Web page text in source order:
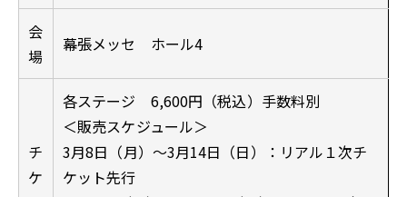
会
場
幕張メッセ ホール4
チ
ケ
各ステージ 6,600円（税込）手数料別
＜販売スケジュール＞
3月8日（月）〜3月14日（日）：リアル１次チ
ケット先行